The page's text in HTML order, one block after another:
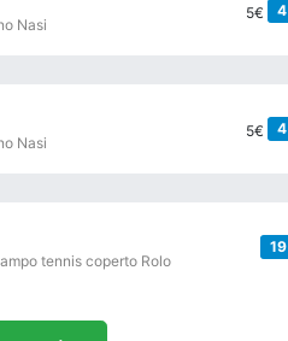
Nasi
5€ 4
Nasi
5€ 4
tennis coperto Rolo
19